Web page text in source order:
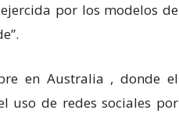
por los modelos de
en Australia , donde el
uso de redes sociales por